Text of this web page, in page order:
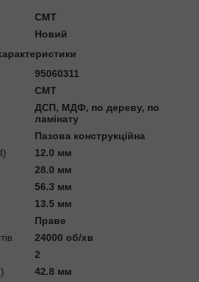
CMT
Новий
95060311
CMT
ДСП, МДФ, по дереву, по
ламінату
Пазова конструкційна
12.0 мм
28.0 мм
56.3 мм
13.5 мм
Праве
24000 об/хв
2
42.8 мм